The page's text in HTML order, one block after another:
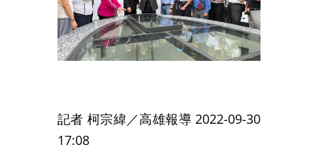
記者 柯宗緯／高雄報導2022-09-30
17:08